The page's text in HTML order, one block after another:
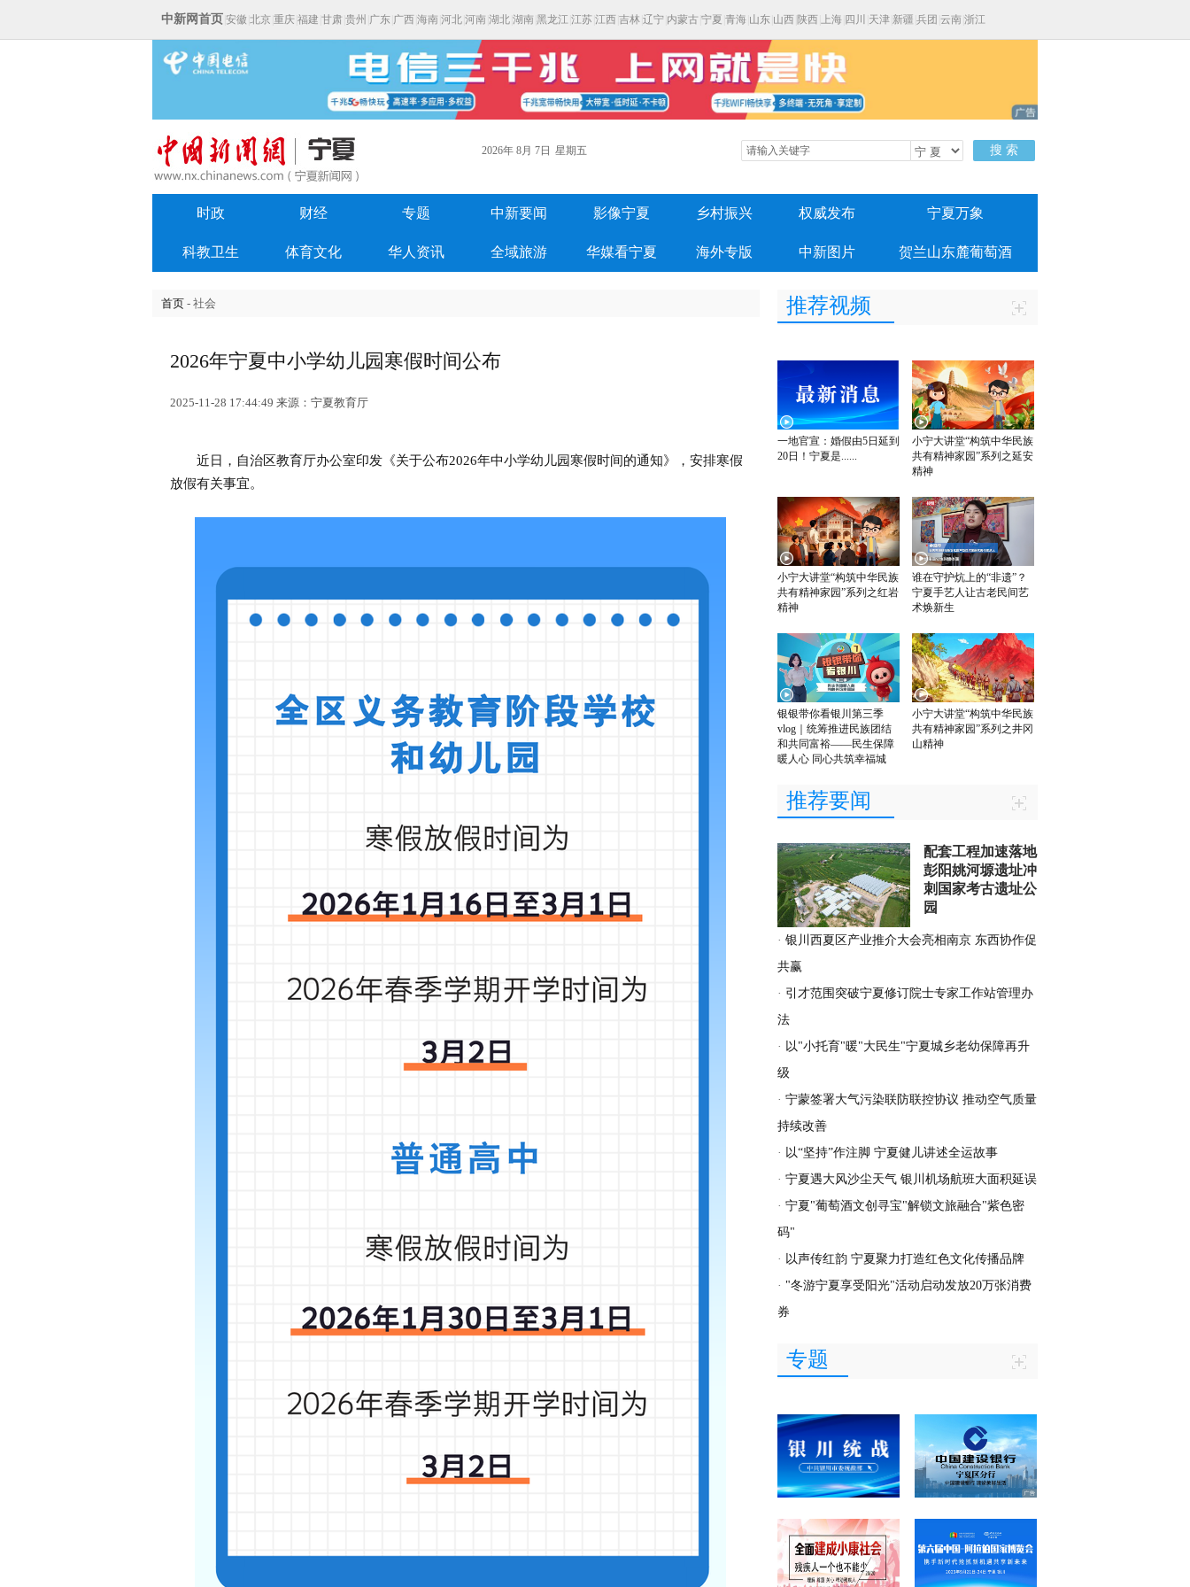
中新网首页 安徽 北京 重庆 福建 甘肃 贵州 广东 广西 海南 河北 河南 湖北 湖南 黑龙江 江苏 江西 吉林 辽宁 内蒙古 宁夏 青海 山东 山西 陕西 上海 四川 天津 新疆 兵团 云南 浙江
2026年 8月 7日 星期五 搜 索
时政 财经 专题 中新要闻 影像宁夏 乡村振兴 权威发布 宁夏万象
科教卫生 体育文化 华人资讯 全域旅游 华媒看宁夏 海外专版 中新图片 贺兰山东麓葡萄酒
首页 - 社会
2026年宁夏中小学幼儿园寒假时间公布
2025-11-28 17:44:49 来源：宁夏教育厅
近日，自治区教育厅办公室印发《关于公布2026年中小学幼儿园寒假时间的通知》，安排寒假
放假有关事宜。
推荐视频
一地官宣：婚假由5日延到
20日！宁夏是......
小宁大讲堂“构筑中华民族
共有精神家园”系列之延安
精神
小宁大讲堂“构筑中华民族
共有精神家园”系列之红岩
精神
谁在守护炕上的“非遗”？
宁夏手艺人让古老民间艺
术焕新生
银银带你看银川第三季
vlog｜统筹推进民族团结
和共同富裕——民生保障
暖人心 同心共筑幸福城
小宁大讲堂“构筑中华民族
共有精神家园”系列之井冈
山精神
推荐要闻
配套工程加速落地
彭阳姚河塬遗址冲
刺国家考古遗址公
园
· 银川西夏区产业推介大会亮相南京 东西协作促
共赢
· 引才范围突破宁夏修订院士专家工作站管理办
法
· 以"小托育"暖"大民生"宁夏城乡老幼保障再升
级
· 宁蒙签署大气污染联防联控协议 推动空气质量
持续改善
· 以“坚持”作注脚 宁夏健儿讲述全运故事
· 宁夏遇大风沙尘天气 银川机场航班大面积延误
· 宁夏"葡萄酒文创寻宝"解锁文旅融合"紫色密
码"
· 以声传红韵 宁夏聚力打造红色文化传播品牌
· "冬游宁夏享受阳光"活动启动发放20万张消费
券
专题